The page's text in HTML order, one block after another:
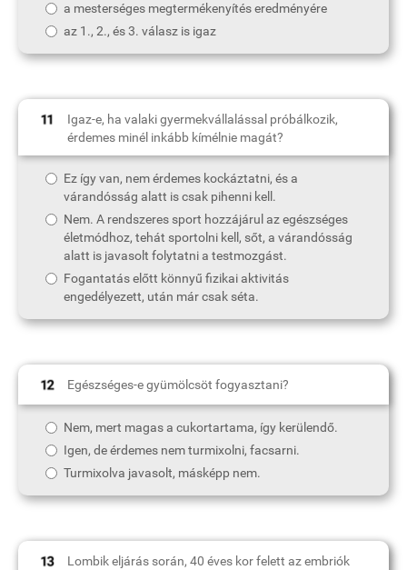
a mesterséges megtermékenyítés eredményére
az 1., 2., és 3. válasz is igaz
Igaz-e, ha valaki gyermekvállalással próbálkozik,
érdemes minél inkább kímélnie magát?
Ez így van, nem érdemes kockáztatni, és a
várandósság alatt is csak pihenni kell.
Nem. A rendszeres sport hozzájárul az egészséges
életmódhoz, tehát sportolni kell, sőt, a várandósság
alatt is javasolt folytatni a testmozgást.
Fogantatás előtt könnyű fizikai aktivitás
engedélyezett, után már csak séta.
Egészséges-e gyümölcsöt fogyasztani?
Nem, mert magas a cukortartama, így kerülendő.
Igen, de érdemes nem turmixolni, facsarni.
Turmixolva javasolt, másképp nem.
Lombik eljárás során, 40 éves kor felett az embriók